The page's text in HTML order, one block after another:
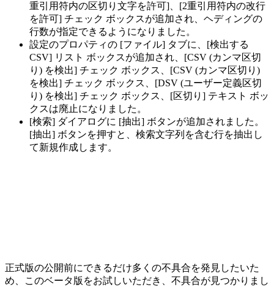
重引用符内の区切り文字を許可]、[2重引用符内の改行
を許可] チェック ボックスが追加され、ヘディングの
行数が指定できるようになりました。
設定のプロパティの [ファイル] タブに、[検出する
CSV] リスト ボックスが追加され、[CSV (カンマ区切
り) を検出] チェック ボックス、[CSV (カンマ区切り)
を検出] チェック ボックス、[DSV (ユーザー定義区切
り) を検出] チェック ボックス、[区切り] テキスト ボッ
クスは廃止になりました。
[検索] ダイアログに [抽出] ボタンが追加されました。
[抽出] ボタンを押すと、検索文字列を含む行を抽出し
て新規作成します。
正式版の公開前にできるだけ多くの不具合を発見したいた
め、このベータ版をお試しいただき、不具合が見つかりまし